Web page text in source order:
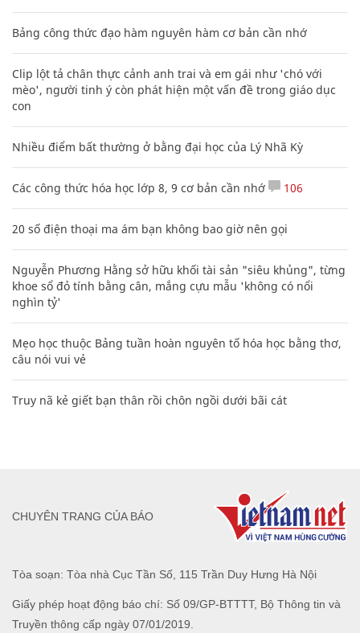
Bảng công thức đạo hàm nguyên hàm cơ bản cần nhớ
Clip lột tả chân thực cảnh anh trai và em gái như 'chó với
mèo', người tinh ý còn phát hiện một vấn đề trong giáo dục
con
Nhiều điểm bất thường ở bằng đại học của Lý Nhã Kỳ
Các công thức hóa học lớp 8, 9 cơ bản cần nhớ 106
20 số điện thoại ma ám bạn không bao giờ nên gọi
Nguyễn Phương Hằng sở hữu khối tài sản "siêu khủng", từng
khoe sổ đỏ tính bằng cân, mắng cựu mẫu 'không có nổi
nghìn tỷ'
Mẹo học thuộc Bảng tuần hoàn nguyên tố hóa học bằng thơ,
câu nói vui vẻ
Truy nã kẻ giết bạn thân rồi chôn ngồi dưới bãi cát
Tòa soạn: Tòa nhà Cục Tần Số, 115 Trần Duy Hưng Hà Nội
Giấy phép hoạt động báo chí: Số 09/GP-BTTTT, Bộ Thông tin và
Truyền thông cấp ngày 07/01/2019.
CHUYÊN TRANG CỦA BÁO